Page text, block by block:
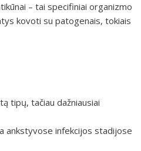
– tai specifiniai organizmo
kovoti su patogenais, tokiais
tipų, tačiau dažniausiai
ankstyvose infekcijos stadijose